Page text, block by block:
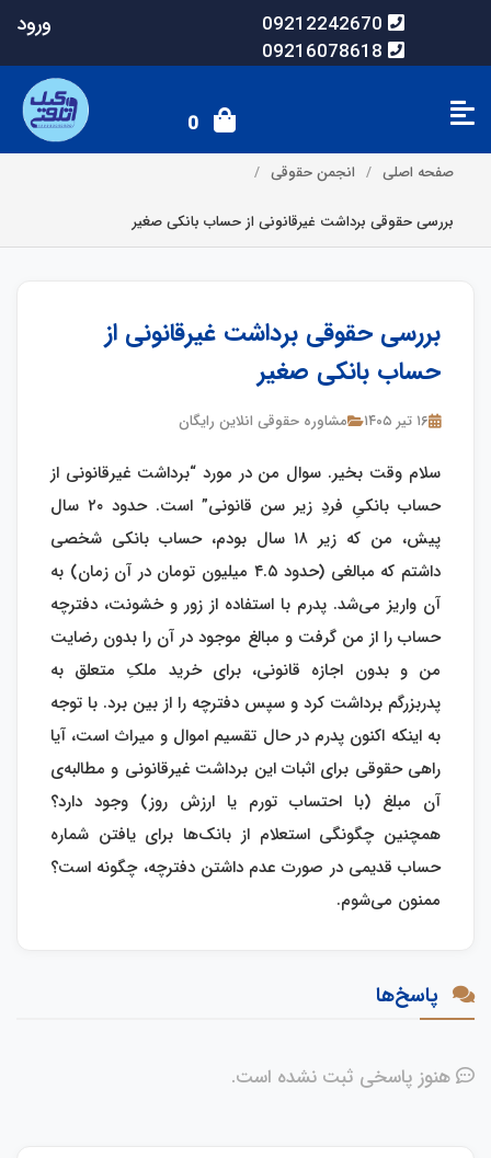
09212242670
09216078618
ورود
0
صفحه اصلی انجمن حقوقی
بررسی حقوقی برداشت غیرقانونی از حساب بانکی صغیر
بررسی حقوقی برداشت غیرقانونی از
حساب بانکی صغیر
۱۶ تیر ۱۴۰۵ مشاوره حقوقی انلاین رایگان
سلام وقت بخیر. سوال من در مورد “برداشت غیرقانونی از
حساب بانکیِ فردِ زیر سن قانونی” است. حدود ۲۰ سال
پیش، من که زیر ۱۸ سال بودم، حساب بانکی شخصی
داشتم که مبالغی (حدود ۴.۵ میلیون تومان در آن زمان) به
آن واریز می‌شد. پدرم با استفاده از زور و خشونت، دفترچه
حساب را از من گرفت و مبالغ موجود در آن را بدون رضایت
من و بدون اجازه قانونی، برای خرید ملکِ متعلق به
پدربزرگم برداشت کرد و سپس دفترچه را از بین برد. با توجه
به اینکه اکنون پدرم در حال تقسیم اموال و میراث است، آیا
راهی حقوقی برای اثبات این برداشت غیرقانونی و مطالبه‌ی
آن مبلغ (با احتساب تورم یا ارزش روز) وجود دارد؟
همچنین چگونگی استعلام از بانک‌ها برای یافتن شماره
حساب قدیمی در صورت عدم داشتن دفترچه، چگونه است؟
ممنون می‌شوم.
پاسخ‌ها
هنوز پاسخی ثبت نشده است.